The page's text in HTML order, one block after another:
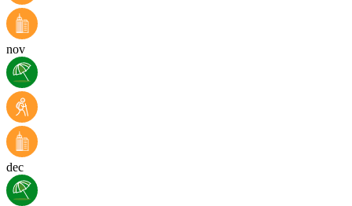
nov
dec